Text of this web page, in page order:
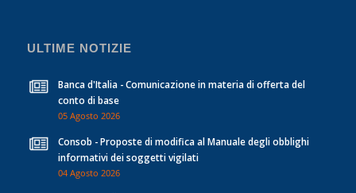
ULTIME NOTIZIE
Banca d'Italia - Comunicazione in materia di offerta del
conto di base
05 Agosto 2026
Consob - Proposte di modifica al Manuale degli obblighi
informativi dei soggetti vigilati
04 Agosto 2026